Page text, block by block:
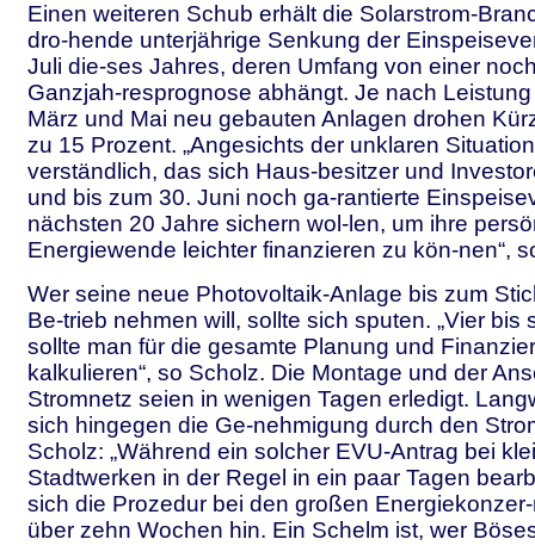
Einen weiteren Schub erhält die Solarstrom-
dro-hende unterjährige Senkung der
Juli die-ses Jahres, deren Umfang von einer
Ganzjah-resprognose abhängt. Je nach
März und Mai neu gebauten Anlagen drohen
zu 15 Prozent. „Angesichts der unklaren
verständlich, das sich Haus-besitzer und
und bis zum 30. Juni noch ga-rantierte
nächsten 20 Jahre sichern wol-len, um ihre
Energiewende leichter finanzieren zu kön-nen“,
Wer seine neue Photovoltaik-Anlage bis zum
Be-trieb nehmen will, sollte sich sputen. „Vier bis
sollte man für die gesamte Planung und
kalkulieren“, so Scholz. Die Montage und der
Stromnetz seien in wenigen Tagen erledigt.
sich hingegen die Ge-nehmigung durch den
Scholz: „Während ein solcher EVU-Antrag bei
Stadtwerken in der Regel in ein paar Tagen
sich die Prozedur bei den großen
über zehn Wochen hin. Ein Schelm ist, wer